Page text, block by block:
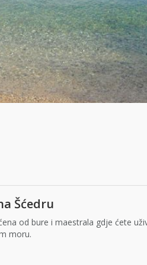
Šćedru
od bure i maestrala gdje ćete
moru.